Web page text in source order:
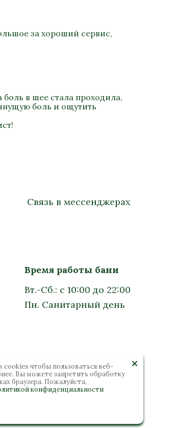
за хороший сервис,
в шее стала проходила,
боль и ощутить
Связь в мессенджерах
Время работы бани
Вт.-Сб.: с 10:00 до 22:00
Пн. Санитарный день
чтобы пользоваться веб-
Вы можете запретить обработку
браузера. Пожалуйста,
конфиденциальности